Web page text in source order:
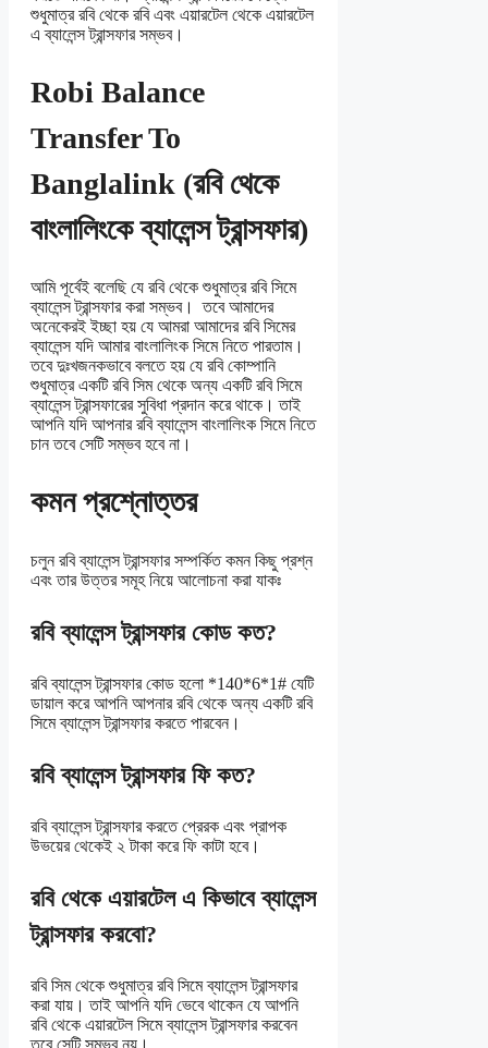
শুধুমাত্র রবি থেকে রবি এবং এয়ারটেল থেকে এয়ারটেল
এ ব্যালেন্স ট্রান্সফার সম্ভব।
Robi Balance
Transfer To
Banglalink (রবি থেকে
বাংলালিংকে ব্যালেন্স ট্রান্সফার)
আমি পূর্বেই বলেছি যে রবি থেকে শুধুমাত্র রবি সিমে
ব্যালেন্স ট্রান্সফার করা সম্ভব। তবে আমাদের
অনেকেরই ইচ্ছা হয় যে আমরা আমাদের রবি সিমের
ব্যালেন্স যদি আমার বাংলালিংক সিমে নিতে পারতাম।
তবে দুঃখজনকভাবে বলতে হয় যে রবি কোম্পানি
শুধুমাত্র একটি রবি সিম থেকে অন্য একটি রবি সিমে
ব্যালেন্স ট্রান্সফারের সুবিধা প্রদান করে থাকে। তাই
আপনি যদি আপনার রবি ব্যালেন্স বাংলালিংক সিমে নিতে
চান তবে সেটি সম্ভব হবে না।
কমন প্রশ্নোত্তর
চলুন রবি ব্যালেন্স ট্রান্সফার সম্পর্কিত কমন কিছু প্রশ্ন
এবং তার উত্তর সমূহ নিয়ে আলোচনা করা যাকঃ
রবি ব্যালেন্স ট্রান্সফার কোড কত?
রবি ব্যালেন্স ট্রান্সফার কোড হলো *140*6*1# যেটি
ডায়াল করে আপনি আপনার রবি থেকে অন্য একটি রবি
সিমে ব্যালেন্স ট্রান্সফার করতে পারবেন।
রবি ব্যালেন্স ট্রান্সফার ফি কত?
রবি ব্যালেন্স ট্রান্সফার করতে প্রেরক এবং প্রাপক
উভয়ের থেকেই ২ টাকা করে ফি কাটা হবে।
রবি থেকে এয়ারটেল এ কিভাবে ব্যালেন্স
ট্রান্সফার করবো?
রবি সিম থেকে শুধুমাত্র রবি সিমে ব্যালেন্স ট্রান্সফার
করা যায়। তাই আপনি যদি ভেবে থাকেন যে আপনি
রবি থেকে এয়ারটেল সিমে ব্যালেন্স ট্রান্সফার করবেন
তবে সেটি সম্ভব নয়।